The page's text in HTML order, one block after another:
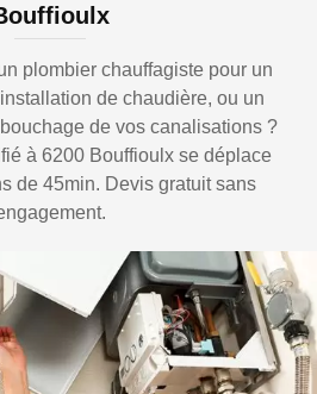
plombier chauffagiste pour un
de chaudière, ou un
de vos canalisations ?
à 6200 Bouffioulx se déplace
de 45min. Devis gratuit sans